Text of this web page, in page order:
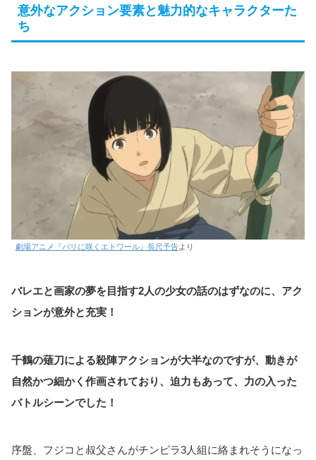
意外なアクション要素と魅力的なキャラクターた
ち
劇場アニメ『パリに咲くエトワール』長尺予告より
バレエと画家の夢を目指す2人の少女の話のはずなのに、アク
ションが意外と充実！
千鶴の薙刀による殺陣アクションが大半なのですが、動きが
自然かつ細かく作画されており、迫力もあって、力の入った
バトルシーンでした！
序盤、フジコと叔父さんがチンピラ3人組に絡まれそうになっ